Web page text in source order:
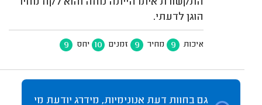
התקשורת איתו הייתה נוחה והוא לקח מחיר
הוגן לדעתי.
איכות 9 מחיר 9 זמנים 10 יחס 9
גם בחוות דעת אנונימיות, מידרג יודעת מי